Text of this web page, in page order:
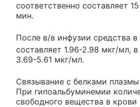
соответственно составляет
мин.
После в/в инфузии средства в
составляет 1.96-2.98 мкг/мл,
3.69-5.61 мкг/мл.
Связывание с белками
При гипоальбуминемии
свободного вещества в крови